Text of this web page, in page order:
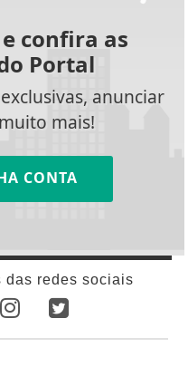
confira as
Portal
anunciar
mais!
CONTA
das redes sociais